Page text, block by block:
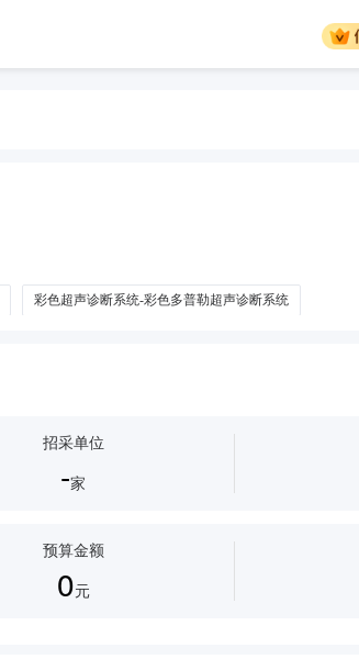
彩色超声诊断系统-彩色多普勒超声诊断系统
招采单位
-家
预算金额
0元